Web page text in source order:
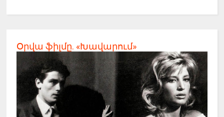
Օրվա ֆիլմը. «Խավարում»